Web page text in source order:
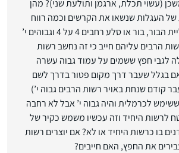
(עשוי תכלת, ארגמן ותולעת שני)? מהן
של העגלות שנשאו את הקרשים וכמה רווח
היה בין עגלות? חוליית הבור, בור או סלע רחבים 4 על 4 וגבוהים י’
הרבים עליהם חייב כי זה נחשב רשות
לגבי חפץ ששמים על עמוד גבוה עשרה
בגלל שעבר דרך מקום פטור בדרך לשם
קודם שנחת באויר רשות הרבים גבוה י’)
לכרמלית והיה גבוה י’ אבל לא רחבה
לרשות היחיד וזה עכשיו משמש כקיר של
בו כרשות היחיד או לא? אם יוצרים רשות
את החפץ, האם חייבים?